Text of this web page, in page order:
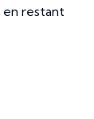
en restant